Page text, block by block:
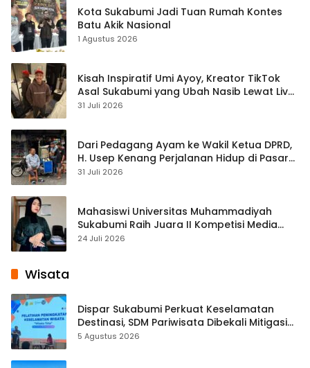
Kota Sukabumi Jadi Tuan Rumah Kontes
Batu Akik Nasional
1 Agustus 2026
Kisah Inspiratif Umi Ayoy, Kreator TikTok
Asal Sukabumi yang Ubah Nasib Lewat Live
Streaming
31 Juli 2026
Dari Pedagang Ayam ke Wakil Ketua DPRD,
H. Usep Kenang Perjalanan Hidup di Pasar
Cisaat
31 Juli 2026
Mahasiswi Universitas Muhammadiyah
Sukabumi Raih Juara II Kompetisi Media
Pembelajaran Digital Tingkat Internasional
24 Juli 2026
Wisata
Dispar Sukabumi Perkuat Keselamatan
Destinasi, SDM Pariwisata Dibekali Mitigasi
hingga Teknik Evakuasi
5 Agustus 2026